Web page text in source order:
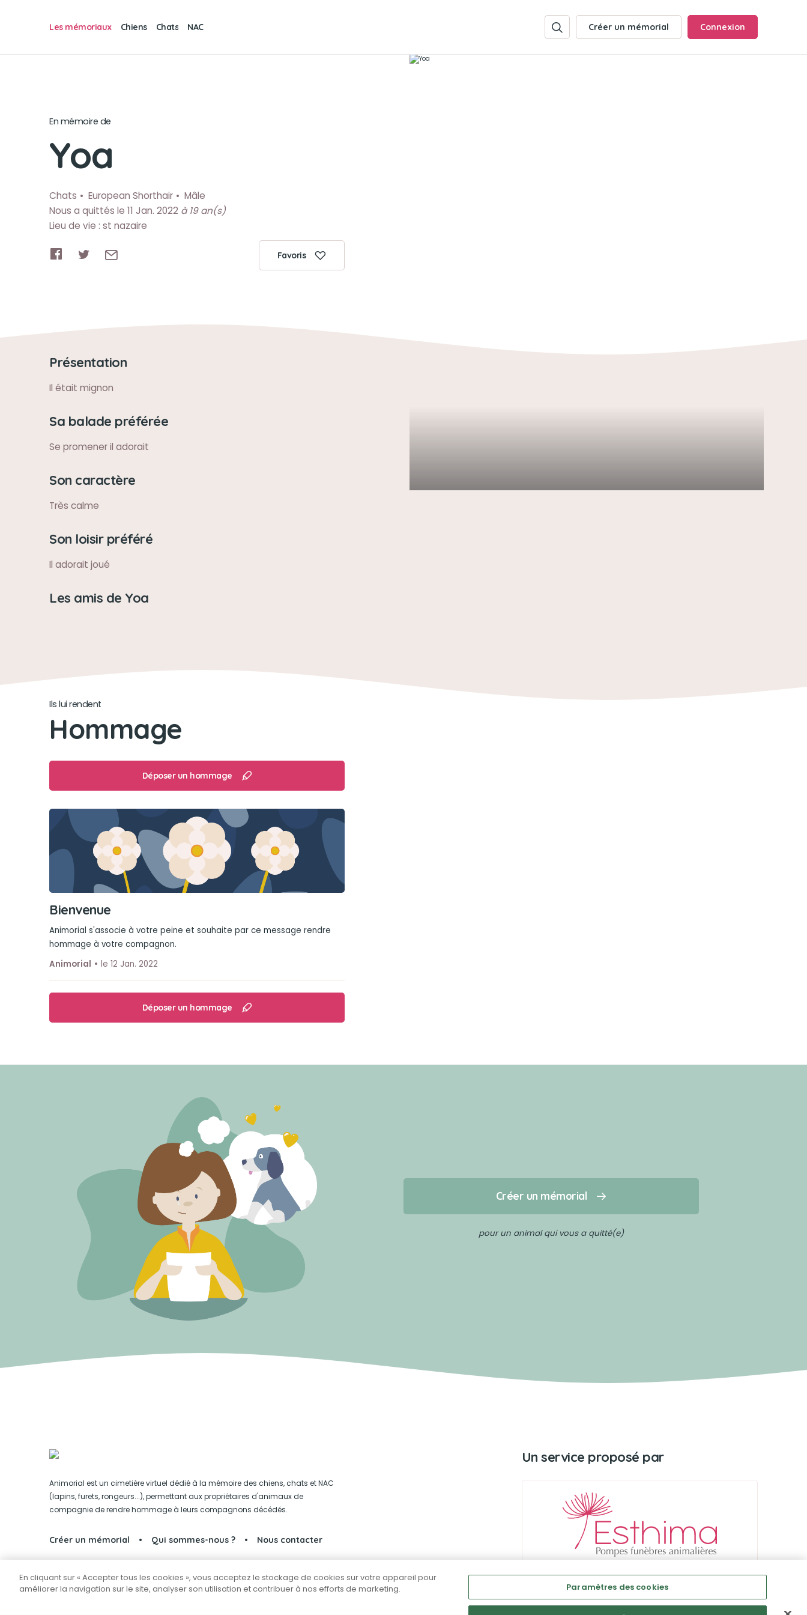
Les mémoriaux Chiens Chats NAC Créer un mémorial Connexion
En mémoire de
Yoa
Chats European Shorthair
Mâle
Nous a quittés le 11 Jan. 2022 à 19 an(s)
Lieu de vie : st nazaire
Favoris
Présentation
Il était mignon
Sa balade préférée
Se promener il adorait
Son caractère
Très calme
Son loisir préféré
Il adorait joué
Les amis de Yoa
Ils lui rendent
Hommage
Déposer un hommage
Bienvenue
Animorial s'associe à votre peine et souhaite par ce message rendre
hommage à votre compagnon.
Animorial
le 12 Jan. 2022
Déposer un hommage
Créer un mémorial
pour un animal qui vous a quitté(e)
Animorial est un cimetière virtuel dédié à la mémoire des chiens, chats et NAC
(lapins, furets, rongeurs...), permettant aux propriétaires d'animaux de
compagnie de rendre hommage à leurs compagnons décédés.
Créer un mémorial Qui sommes-nous ? Nous contacter
Partager sur Facebook
Un service proposé par
En cliquant sur « Accepter tous les cookies », vous acceptez le stockage de cookies sur votre appareil pour
améliorer la navigation sur le site, analyser son utilisation et contribuer à nos efforts de marketing.
Paramètres des cookies